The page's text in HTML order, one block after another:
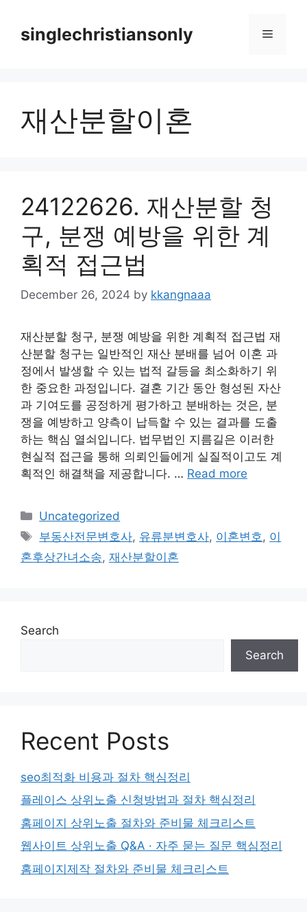
contentsinglechristiansonly Menu
재산분할이혼
24122626. 재산분할 청
구, 분쟁 예방을 위한 계
획적 접근법
December 26, 2024 by kkangnaaa
재산분할 청구, 분쟁 예방을 위한 계획적 접근법 재
산분할 청구는 일반적인 재산 분배를 넘어 이혼 과
정에서 발생할 수 있는 법적 갈등을 최소화하기 위
한 중요한 과정입니다. 결혼 기간 동안 형성된 자산
과 기여도를 공정하게 평가하고 분배하는 것은, 분
쟁을 예방하고 양측이 납득할 수 있는 결과를 도출
하는 핵심 열쇠입니다. 법무법인 지름길은 이러한
현실적 접근을 통해 의뢰인들에게 실질적이고도 계
획적인 해결책을 제공합니다. … Read more
Categories
Uncategorized
Tags
부동산전문변호사, 유류분변호사, 이혼변호 , 이
혼후상간녀소송, 재산분할이혼
Search
Search
Recent Posts
seo최적화 비용과 절차 핵심정리
플레이스 상위노출 신청방법과 절차 핵심정리
홈페이지 상위노출 절차와 준비물 체크리스트
웹사이트 상위노출 Q&A · 자주 묻는 질문 핵심정리
홈페이지제작 절차와 준비물 체크리스트